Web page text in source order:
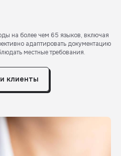
на более чем 65 языков, включая
адаптировать документацию
местные требования.
клиенты